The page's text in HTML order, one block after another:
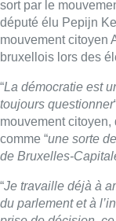
prise de décision,
Pepijn Kennis, qui
de l’assemblée au
■ Un reportage de
Lire aussi :
À
des lieux